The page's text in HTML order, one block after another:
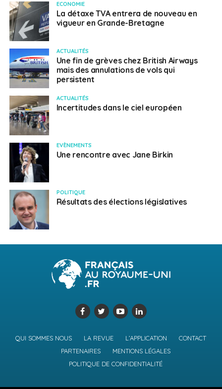
ECONOMIE
La détaxe TVA entrera de nouveau en
vigueur en Grande-Bretagne
ACTUALITÉS
Une fin de grèves chez British Airways
mais des annulations de vols qui
persistent
ACTUALITÉS
Incertitudes dans le ciel européen
EVÈNEMENTS
Une rencontre avec Jane Birkin
POLITIQUE
Résultats des élections législatives
QUI SOMMES NOUS LA REVUE L’APPLICATION
CONTACT
PARTENAIRES
MENTIONS LÉGALES
POLITIQUE DE CONFIDENTIALITÉ